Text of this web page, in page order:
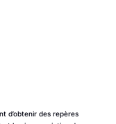
d’obtenir des repères